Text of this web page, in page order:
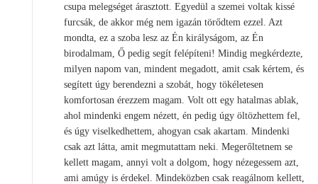
csupa melegséget árasztott. Egyedül a szemei voltak kissé
furcsák, de akkor még nem igazán törődtem ezzel. Azt
mondta, ez a szoba lesz az Én királyságom, az Én
birodalmam, Ő pedig segít felépíteni! Mindig megkérdezte,
milyen napom van, mindent megadott, amit csak kértem, és
segített úgy berendezni a szobát, hogy tökéletesen
komfortosan érezzem magam. Volt ott egy hatalmas ablak,
ahol mindenki engem nézett, én pedig úgy öltözhettem fel,
és úgy viselkedhettem, ahogyan csak akartam. Mindenki
csak azt látta, amit megmutattam neki. Megerőltetnem se
kellett magam, annyi volt a dolgom, hogy nézegessem azt,
ami amúgy is érdekel. Mindeközben csak reagálnom kellett,